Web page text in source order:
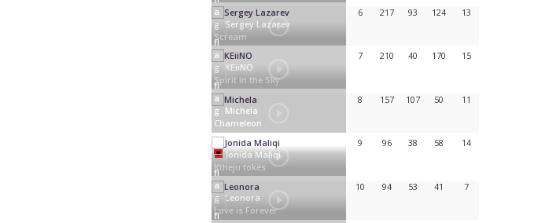
Sergey Lazarev
Scream
6 217 93 124 13
KEiiNO
Spirit in the Sky
7 210 40 170 15
Michela
Chameleon
8 157 107 50 11
Jonida Maliqi
Ktheju tokës
9 96 38 58 14
Leonora
Love is Forever
10 94 53 41 7